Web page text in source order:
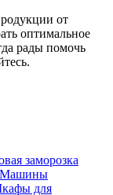
от
оптимальное
рады помочь
заморозка
Машины
для